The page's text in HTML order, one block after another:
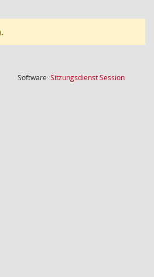
Software:SitzungsdienstSession(Wird in